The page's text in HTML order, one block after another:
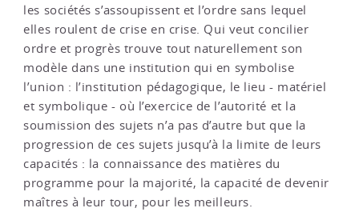
les sociétés s’assoupissent et l’ordre sans lequel
elles roulent de crise en crise. Qui veut concilier
ordre et progrès trouve tout naturellement son
modèle dans une institution qui en symbolise
l’union : l’institution pédagogique, le lieu - matériel
et symbolique - où l’exercice de l’autorité et la
soumission des sujets n’a pas d’autre but que la
progression de ces sujets jusqu’à la limite de leurs
capacités : la connaissance des matières du
programme pour la majorité, la capacité de devenir
maîtres à leur tour, pour les meilleurs.